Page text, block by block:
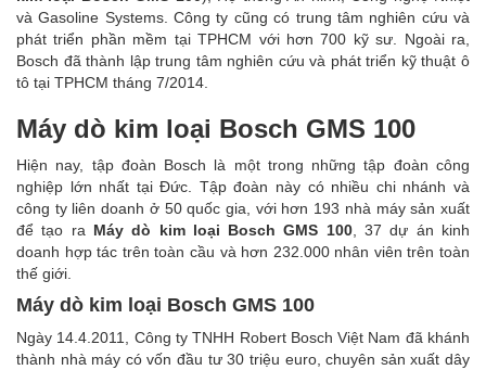
và Gasoline Systems. Công ty cũng có trung tâm nghiên cứu và
phát triển phần mềm tại TPHCM với hơn 700 kỹ sư. Ngoài ra,
Bosch đã thành lập trung tâm nghiên cứu và phát triển kỹ thuật ô
tô tại TPHCM tháng 7/2014.
Máy dò kim loại Bosch GMS 100
Hiện nay, tập đoàn Bosch là một trong những tập đoàn công
nghiệp lớn nhất tại Đức. Tập đoàn này có nhiều chi nhánh và
công ty liên doanh ở 50 quốc gia, với hơn 193 nhà máy sản xuất
để tạo ra Máy dò kim loại Bosch GMS 100, 37 dự án kinh
doanh hợp tác trên toàn cầu và hơn 232.000 nhân viên trên toàn
thế giới.
Máy dò kim loại Bosch GMS 100
Ngày 14.4.2011, Công ty TNHH Robert Bosch Việt Nam đã khánh
thành nhà máy có vốn đầu tư 30 triệu euro, chuyên sản xuất dây